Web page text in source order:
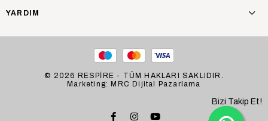
YARDIM
© 2026 RESPİRE - TÜM HAKLARI SAKLIDIR.
Marketing: MRC Dijital Pazarlama
Bizi Takip Et!